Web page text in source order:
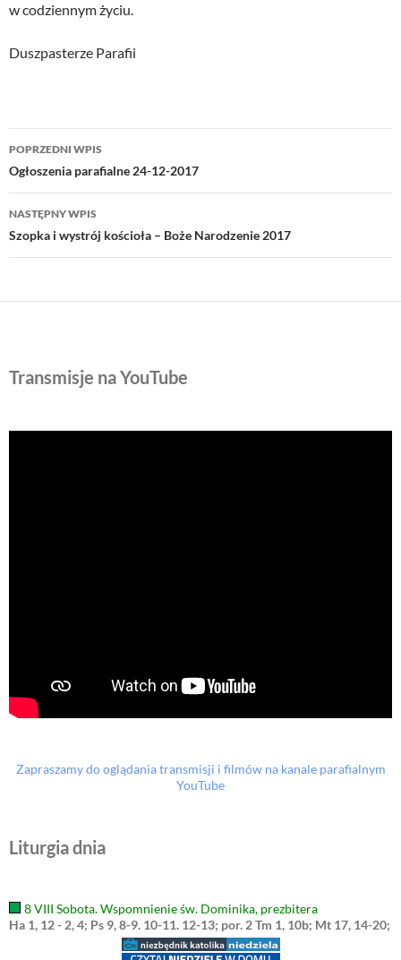
w codziennym życiu.
Duszpasterze Parafii
Nawigacja
wpisu
POPRZEDNI WPIS
Ogłoszenia parafialne 24-12-2017
NASTĘPNY WPIS
Szopka i wystrój kościoła – Boże Narodzenie 2017
Transmisje na YouTube
Zapraszamy do oglądania transmisji i filmów na kanale parafialnym
YouTube
Liturgia dnia
8 VIII Sobota. Wspomnienie św. Dominika, prezbitera
Ha 1, 12 - 2, 4; Ps 9, 8-9. 10-11. 12-13; por. 2 Tm 1, 10b; Mt 17, 14-20;